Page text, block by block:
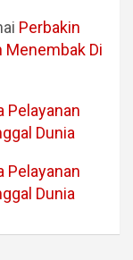
Perbakin
Menembak Di
Pelayanan
Dunia
Pelayanan
Dunia